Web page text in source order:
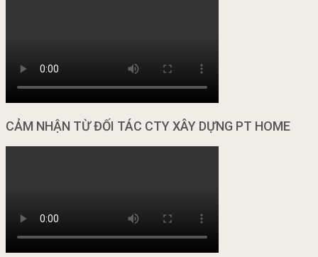
CẢM NHẬN TỪ ĐỐI TÁC CTY XÂY DỰNG PT HOME